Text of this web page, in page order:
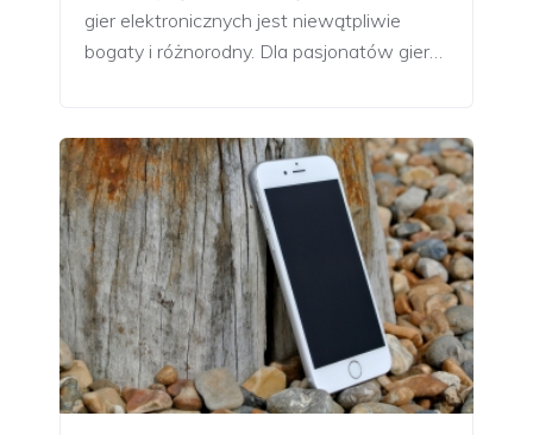
gier elektronicznych jest niewątpliwie
bogaty i różnorodny. Dla pasjonatów gier…